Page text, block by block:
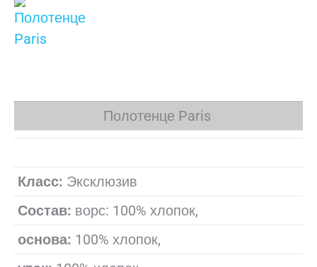
Полотенце Paris
Класс: Эксклюзив
Состав: ворс: 100% хлопок,
основа: 100% хлопок,